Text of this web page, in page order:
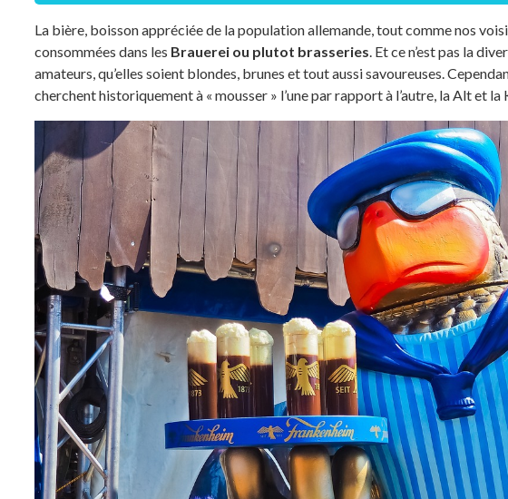
La bière, boisson appréciée de la population allemande, tout comme nos
consommées dans les Brauerei ou plutot brasseries. Et ce n’est pas la
amateurs, qu’elles soient blondes, brunes et tout aussi savoureuses.
cherchent historiquement à « mousser » l’une par rapport à l’autre, la Alt et la